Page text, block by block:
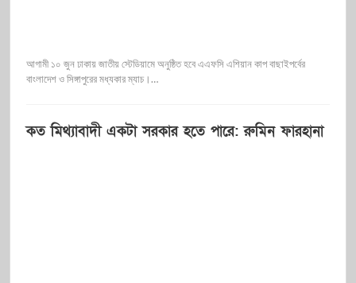
আগামী ১০ জুন ঢাকায় জাতীয় স্টেডিয়ামে অনুষ্ঠিত হবে এএফসি এশিয়ান কাপ বাছাইপর্বের
বাংলাদেশ ও সিঙ্গাপুরের মধ্যকার ম্যাচ।…
কত মিথ্যাবাদী একটা সরকার হতে পারে: রুমিন ফারহানা